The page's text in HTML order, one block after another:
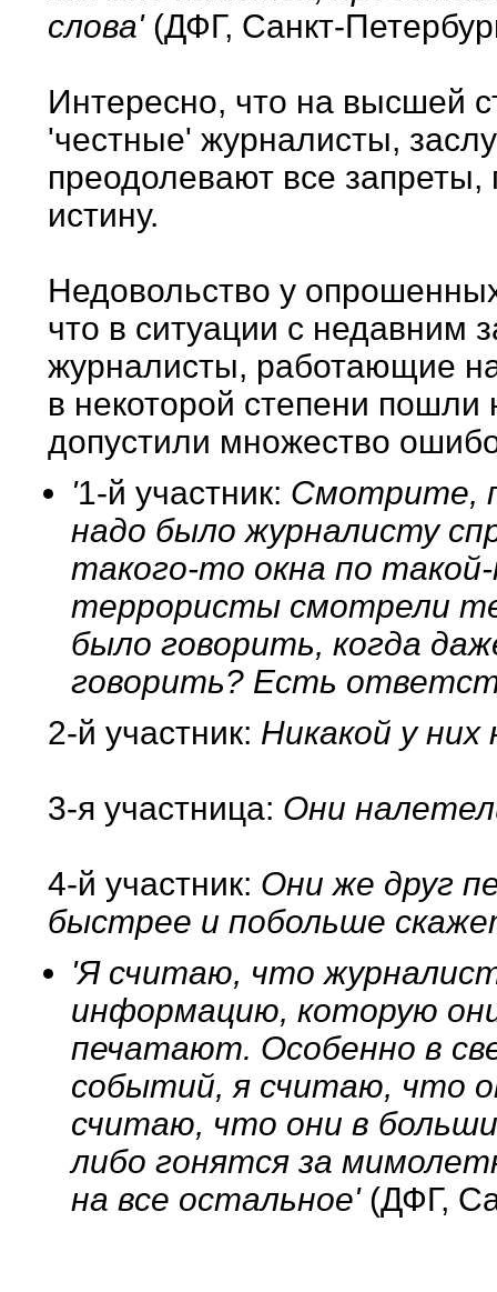
слова' (ДФГ, Санкт-
Интересно, что на высшей
'честные' журналисты,
преодолевают все запреты,
истину.
Недовольство у
что в ситуации с недавним
журналисты, работающие
в некоторой степени
допустили множество
'1-й участник: Смотрите,
надо было журналисту
такого-то окна по
террористы смотрели
было говорить, когда
говорить? Есть
2-й участник: Никакой у
3-я участница: Они
4-й участник: Они же друг
быстрее и побольше
'Я считаю, что
информацию, которую
печатают. Особенно в
событий, я считаю, что
считаю, что они в
либо гонятся за
на все остальное' (ДФГ,